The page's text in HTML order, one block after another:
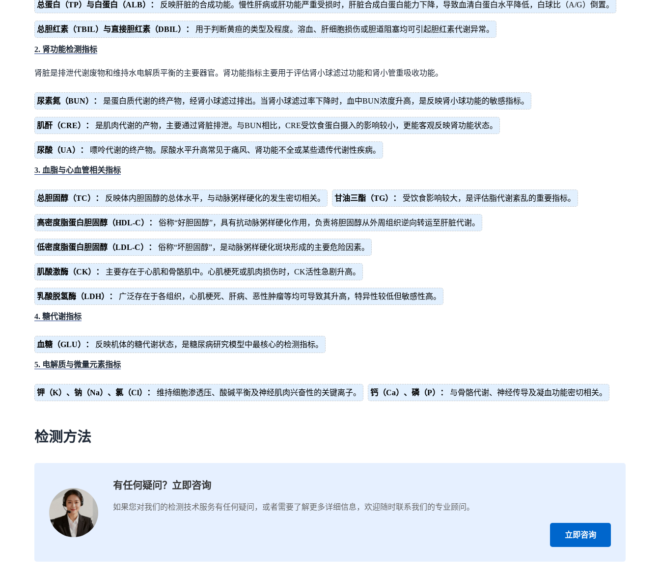
总蛋白（TP）与白蛋白（ALB）： 反映肝脏的合成功能。慢性肝病或肝功能严重受损时，肝脏合成白蛋白能力下降，导致血清白蛋白水平降低，白球比（A/G）倒置。
总胆红素（TBIL）与直接胆红素（DBIL）： 用于判断黄疸的类型及程度。溶血、肝细胞损伤或胆道阻塞均可引起胆红素代谢异常。
2. 肾功能检测指标
肾脏是排泄代谢废物和维持水电解质平衡的主要器官。肾功能指标主要用于评估肾小球滤过功能和肾小管重吸收功能。
尿素氮（BUN）： 是蛋白质代谢的终产物，经肾小球滤过排出。当肾小球滤过率下降时，血中BUN浓度升高，是反映肾小球功能的敏感指标。
肌酐（CRE）： 是肌肉代谢的产物，主要通过肾脏排泄。与BUN相比，CRE受饮食蛋白摄入的影响较小，更能客观反映肾功能状态。
尿酸（UA）： 嘌呤代谢的终产物。尿酸水平升高常见于痛风、肾功能不全或某些遗传代谢性疾病。
3. 血脂与心血管相关指标
总胆固醇（TC）： 反映体内胆固醇的总体水平，与动脉粥样硬化的发生密切相关。 甘油三酯（TG）： 受饮食影响较大，是评估脂代谢紊乱的重要指标。
高密度脂蛋白胆固醇（HDL-C）： 俗称“好胆固醇”，具有抗动脉粥样硬化作用，负责将胆固醇从外周组织逆向转运至肝脏代谢。
低密度脂蛋白胆固醇（LDL-C）： 俗称“坏胆固醇”，是动脉粥样硬化斑块形成的主要危险因素。
肌酸激酶（CK）： 主要存在于心肌和骨骼肌中。心肌梗死或肌肉损伤时，CK活性急剧升高。
乳酸脱氢酶（LDH）： 广泛存在于各组织，心肌梗死、肝病、恶性肿瘤等均可导致其升高，特异性较低但敏感性高。
4. 糖代谢指标
血糖（GLU）： 反映机体的糖代谢状态，是糖尿病研究模型中最核心的检测指标。
5. 电解质与微量元素指标
钾（K）、钠（Na）、氯（Cl）： 维持细胞渗透压、酸碱平衡及神经肌肉兴奋性的关键离子。 钙（Ca）、磷（P）： 与骨骼代谢、神经传导及凝血功能密切相关。
检测方法
有任何疑问？立即咨询
如果您对我们的检测技术服务有任何疑问，或者需要了解更多详细信息，欢迎随时联系我们的专业顾问。
立即咨询